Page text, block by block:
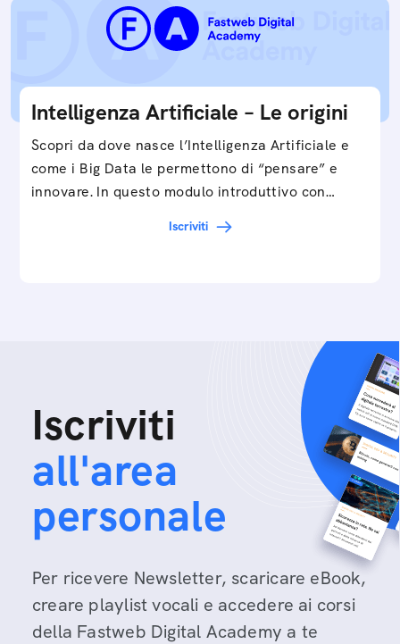
Intelligenza Artificiale – Le origini
Scopri da dove nasce l’Intelligenza Artificiale e
come i Big Data le permettono di “pensare” e
innovare. In questo modulo introduttivo con
Iscriviti
Iscriviti
all'area
personale
Per ricevere Newsletter, scaricare eBook,
creare playlist vocali e accedere ai corsi
della Fastweb Digital Academy a te